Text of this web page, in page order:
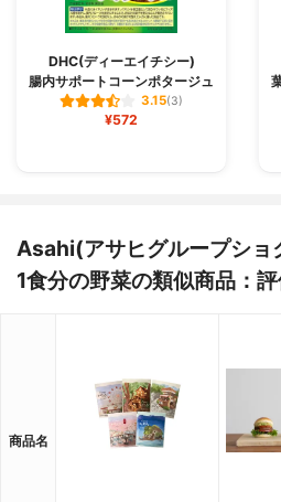
DHC(ディーエイチシー)
腸内サポートコーンポタージュ
3.15(3)
¥572
Asahi(アサヒグループショ
1食分の野菜の類似商品：
商品名